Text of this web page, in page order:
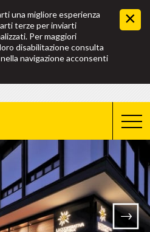
una migliore esperienza
terze per inviarti
Per maggiori
disabilitazione consulta
navigazione acconsenti